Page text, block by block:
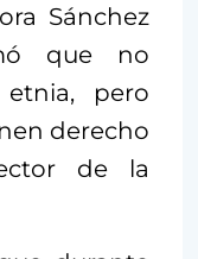
Sánchez
que no
pero
derecho
de la